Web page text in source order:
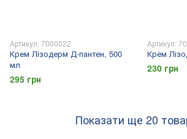
Артикул: 7000022
Крем Лізодерм Д-пантен, 500
мл
295 грн
Артикул:
Крем
230 грн
Показати ще 20